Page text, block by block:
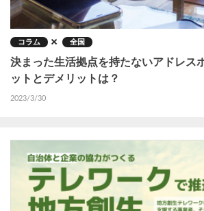
コラム 全国
決まった生活拠点を持たないアドレス
ットとデメリットは？
2023/3/30